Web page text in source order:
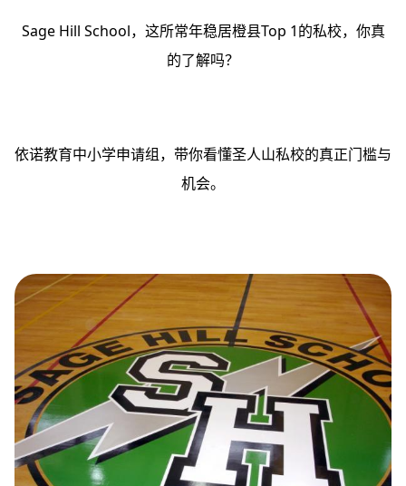
Sage Hill School，这所常年稳居橙县Top 1的私校，你真
的了解吗？
依诺教育中小学申请组，带你看懂圣人山私校的真正门槛与
机会。